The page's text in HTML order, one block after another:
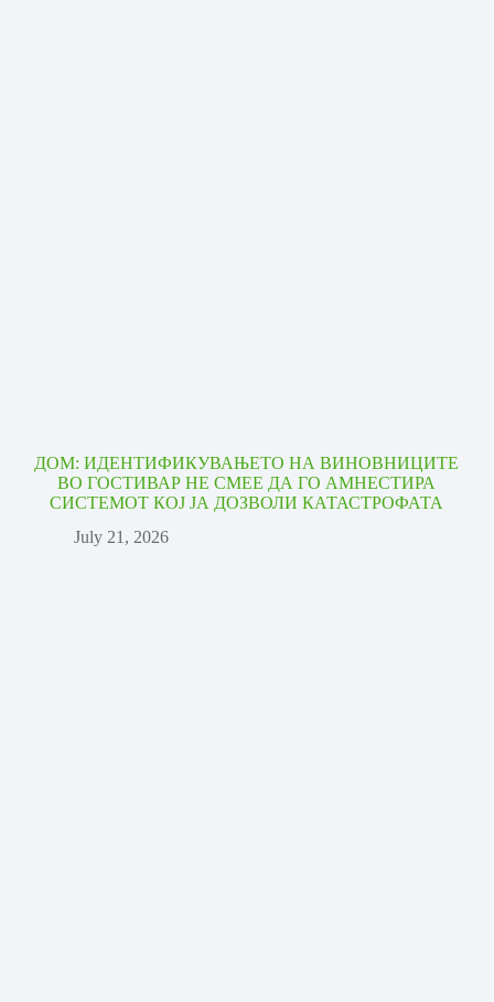
ДОМ: ИДЕНТИФИКУВАЊЕТО НА ВИНОВНИЦИТЕ
ВО ГОСТИВАР НЕ СМЕЕ ДА ГО АМНЕСТИРА
СИСТЕМОТ КОЈ ЈА ДОЗВОЛИ КАТАСТРОФАТА
July 21, 2026